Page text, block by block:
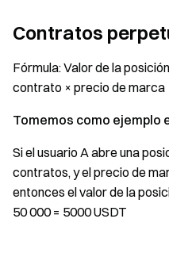
Contratos
Fórmula: Valor de la
contrato × precio de marca
Tomemos como ejemplo
Si el usuario A abre una
contratos, y el precio de
entonces el valor de la
50 000 = 5000 USDT